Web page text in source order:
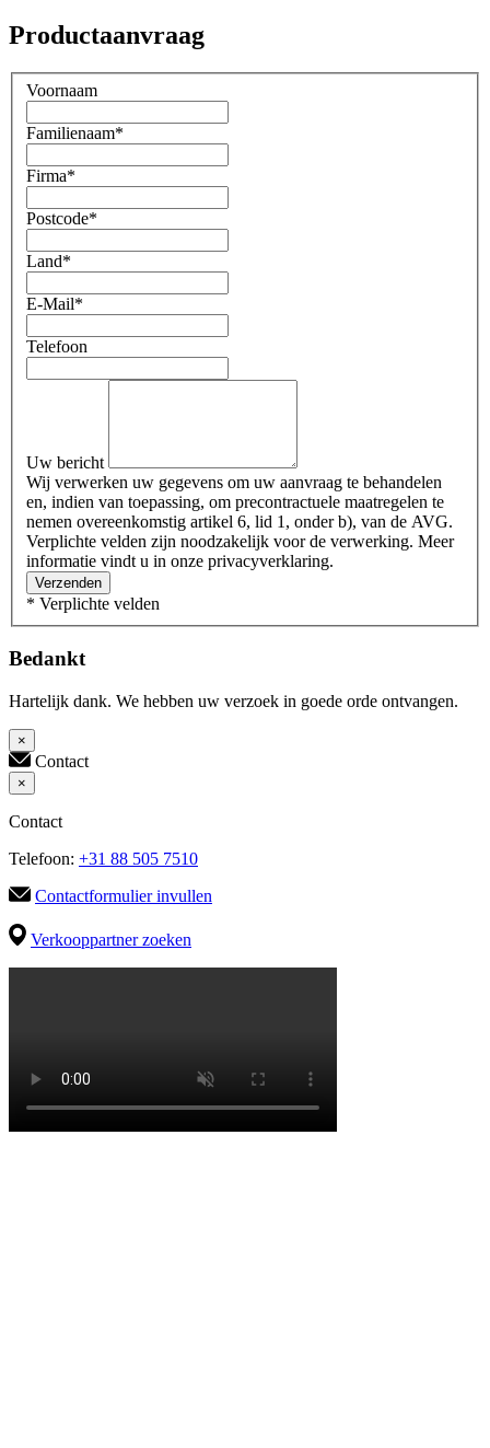
Productaanvraag
Voornaam
Familienaam*
Firma*
Postcode*
Land*
E-Mail*
Telefoon
Uw bericht
Wij verwerken uw gegevens om uw aanvraag te behandelen
en, indien van toepassing, om precontractuele maatregelen te
nemen overeenkomstig artikel 6, lid 1, onder b), van de AVG.
Verplichte velden zijn noodzakelijk voor de verwerking. Meer
informatie vindt u in onze privacyverklaring.
Verzenden
* Verplichte velden
Bedankt
Hartelijk dank. We hebben uw verzoek in goede orde ontvangen.
×
Contact
×
Contact
Telefoon: +31 88 505 7510
Contactformulier invullen
Verkooppartner zoeken